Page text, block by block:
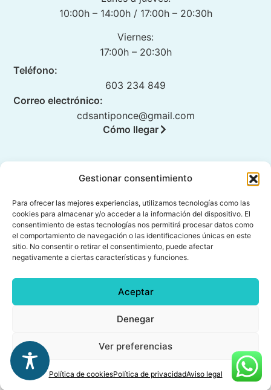
Gestionar consentimiento
Para ofrecer las mejores experiencias, utilizamos tecnologías como las
cookies para almacenar y/o acceder a la información del dispositivo. El
consentimiento de estas tecnologías nos permitirá procesar datos como
el comportamiento de navegación o las identificaciones únicas en este
sitio. No consentir o retirar el consentimiento, puede afectar
negativamente a ciertas características y funciones.
Aceptar
Denegar
Ver preferencias
Política de cookiesPolítica de privacidadAviso legal
10:00h – 14:00h / 17:00h – 20:30h
Viernes:
17:00h – 20:30h
Teléfono:
603 234 849
Correo electrónico:
cdsantiponce@gmail.com
Cómo llegar
Aviso legal
Política de privacidad
Política de cookies (UE)